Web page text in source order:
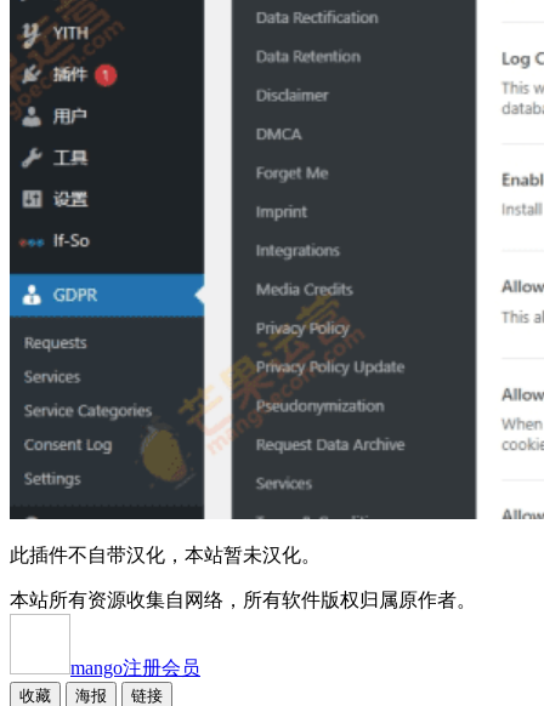
此插件不自带汉化，本站暂未汉化。
本站所有资源收集自网络，所有软件版权归属原作者。
mango注册会员
收藏 海报 链接